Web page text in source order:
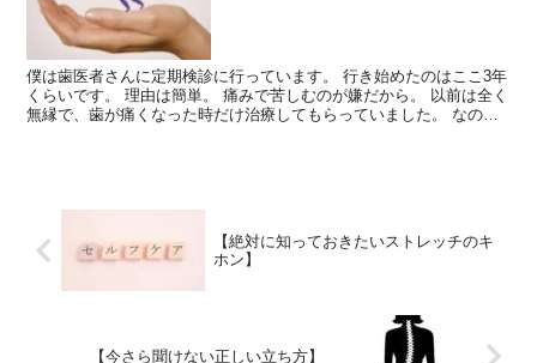
僕は歯医者さんに定期検診に行っています。 行き始めたのはここ3年
くらいです。 理由は簡単。 痛みで苦しむのが嫌だから。 以前は全く
無縁で、歯が痛くなった時だけ治療してもらっていました。 なの
【絶対に知っておきたいストレッチのキ
ホン】
【今さら聞けない正しい立ち方】